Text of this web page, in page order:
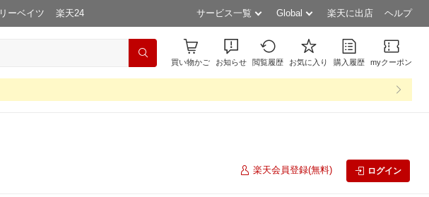
リーベイツ 楽天24 サービス一覧 Global 楽天に出店 ヘルプ
買い物かご お知らせ 閲覧履歴 お気に入り 購入履歴 myクーポン
楽天会員登録(無料) ログイン